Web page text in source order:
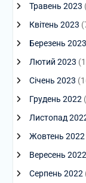
Травень 2023
Квітень 2023
Березень 2023
Лютий 2023
Січень 2023
Грудень 2022
Листопад
Жовтень 2022
Вересень 2022
Серпень 2022